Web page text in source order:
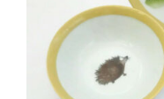
AJOUTER